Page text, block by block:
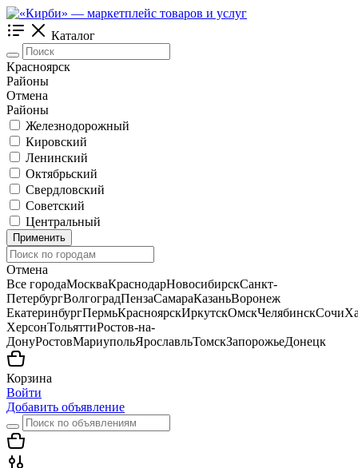
Каталог
Красноярск
Районы
Отмена
Районы
Железнодорожный
Кировский
Ленинский
Октябрьский
Свердловский
Советский
Центральный
Применить
Отмена
Все городаМоскваКраснодарНовосибирскСанкт-
ПетербургВолгоградПензаСамараКазаньВоронеж
ЕкатеринбургПермьКрасноярскИркутскОмскЧелябинскСочи
ХерсонТольяттиРостов-на-
ДонуРостовМариупольЯрославльТомскЗапорожьеДонецк
Корзина
Войти
Добавить объявление